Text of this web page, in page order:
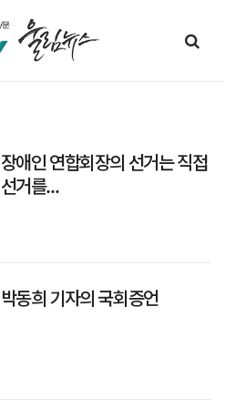
장애인 연합회장의 선거는 직접
선거를...
박동희 기자의 국회증언